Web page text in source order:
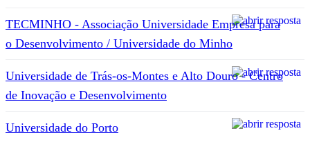
TECMINHO - Associação Universidade Empresa para
o Desenvolvimento / Universidade do Minho
Universidade de Trás-os-Montes e Alto Douro - Centro
de Inovação e Desenvolvimento
Universidade do Porto